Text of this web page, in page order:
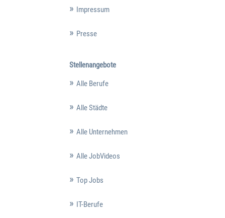
Impressum
Presse
Stellenangebote
Alle Berufe
Alle Städte
Alle Unternehmen
Alle JobVideos
Top Jobs
IT-Berufe